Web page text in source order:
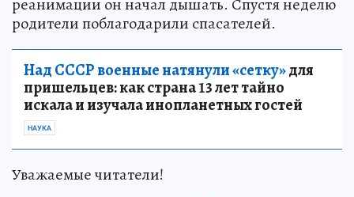
родители поблагодарили спасателей.
Над СССР военные натянули «сетку»для
пришельцев: как страна 13 лет тайно
искала и изучала инопланетных гостей
НАУКА
Уважаемые читатели!